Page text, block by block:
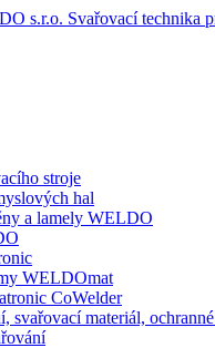
stroje
hal
a lamely WELDO
WELDOmat
CoWelder
svařovací materiál,